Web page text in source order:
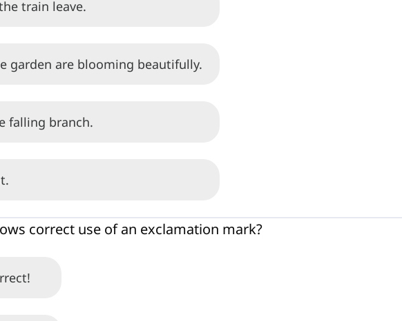
train leave.
garden are blooming beautifully.
falling branch.
correct use of an exclamation mark?